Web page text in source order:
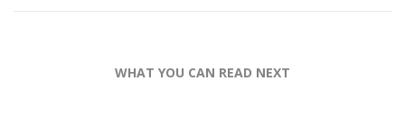
WHAT YOU CAN READ NEXT